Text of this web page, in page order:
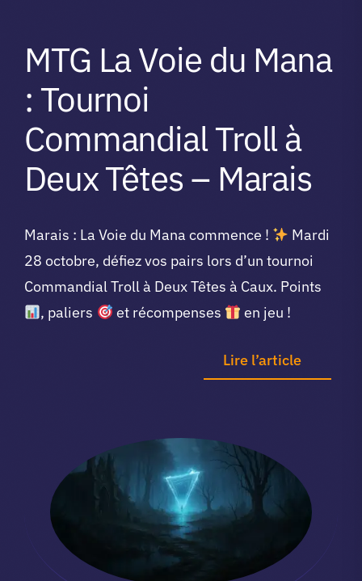
MTG La Voie du Mana
: Tournoi
Commandial Troll à
Deux Têtes – Marais
Marais : La Voie du Mana commence !
Mardi
28 octobre, défiez vos pairs lors d’un tournoi
Commandial Troll à Deux Têtes à Caux. Points
, paliers
et récompenses en jeu !
Lire l’article